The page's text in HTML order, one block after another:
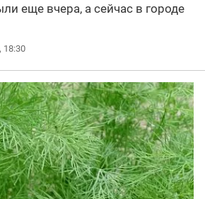
еще вчера, а сейчас в городе
18:30